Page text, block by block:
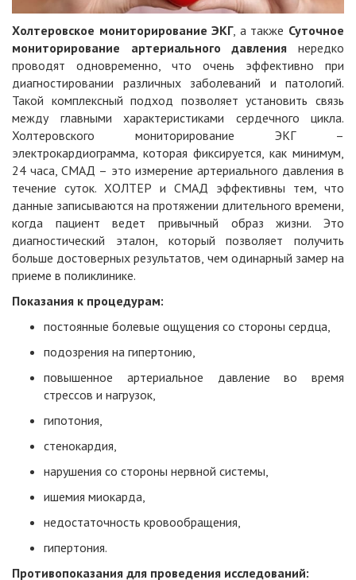
Холтеровское мониторирование ЭКГ, а также Суточное
мониторирование артериального давления нередко
проводят одновременно, что очень эффективно при
диагностировании различных заболеваний и патологий.
Такой комплексный подход позволяет установить связь
между главными характеристиками сердечного цикла.
Холтеровского мониторирование ЭКГ –
электрокардиограмма, которая фиксируется, как минимум,
24 часа, СМАД – это измерение артериального давления в
течение суток. ХОЛТЕР и СМАД эффективны тем, что
данные записываются на протяжении длительного времени,
когда пациент ведет привычный образ жизни. Это
диагностический эталон, который позволяет получить
больше достоверных результатов, чем одинарный замер на
приеме в поликлинике.
Показания к процедурам:
постоянные болевые ощущения со стороны сердца,
подозрения на гипертонию,
повышенное артериальное давление во время
стрессов и нагрузок,
гипотония,
стенокардия,
нарушения со стороны нервной системы,
ишемия миокарда,
недостаточность кровообращения,
гипертония.
Противопоказания для проведения исследований: